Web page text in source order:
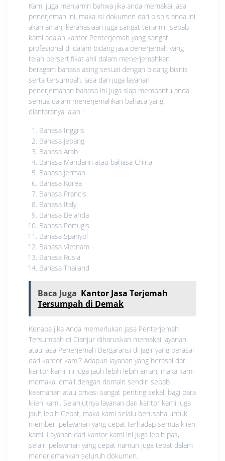
Kami juga menjamin bahwa jika anda memakai jasa
penerjemah ini, maka isi dokumen dari bisnis anda ini
akan aman, kerahasiaan juga sangat terjamin sebab
kami adalah kantor Penterjemah yang sangat
profesional di dalam bidang jasa penerjemah yang
telah bersertifikat ahli dalam menerjemahkan
beragam bahasa asing sesuai dengan bidang bisnis
serta tersumpah. Jasa dan juga layanan
penerjemahan bahasa ini juga siap membantu anda
semua dalam menerjemahkan bahasa yang
diantaranya ialah :
Bahasa Inggris
Bahasa Jepang
Bahasa Arab
Bahasa Mandarin atau bahasa China
Bahasa Jerman
Bahasa Korea
Bahasa Prancis
Bahasa Italy
Bahasa Belanda
Bahasa Portugis
Bahasa Spanyol
Bahasa Vietnam
Bahasa Rusia
Bahasa Thailand
Baca Juga Kantor Jasa Terjemah
Tersumpah di Demak
Kenapa jika Anda memerlukan Jasa Penterjemah
Tersumpah di Cianjur diharuskan memakai layanan
atau Jasa Penerjemah Bergaransi di Jagir yang berasal
dari kantor kami? Adapun layanan yang berasal dari
kantor kami ini juga jauh lebih lebih aman, maka kami
memakai email dengan domain sendiri sebab
keamanan atau privasi sangat penting sekali bagi para
klien kami. Selanjutnya layanan dari kantor kami juga
jauh lebih Cepat, maka kami selalu berusaha untuk
memberi pelayanan yang cepat terhadap semua klien
kami. Layanan dari kantor kami ini juga lebih pas,
selain pelayanan yang cepat namun juga tepat dalam
menerjemahkan seluruh dokumen.